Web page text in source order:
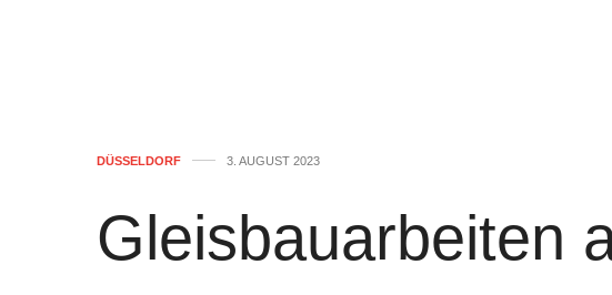
DÜSSELDORF 3. AUGUST 2023
Gleisbauarbeiten